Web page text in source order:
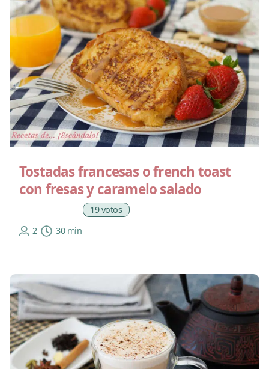
Tostadas francesas o french toast
con fresas y caramelo salado
19 votos
2
30 min